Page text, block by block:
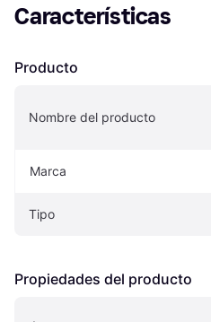
Características
Producto
Nombre del producto
Marca
Tipo
Propiedades del producto